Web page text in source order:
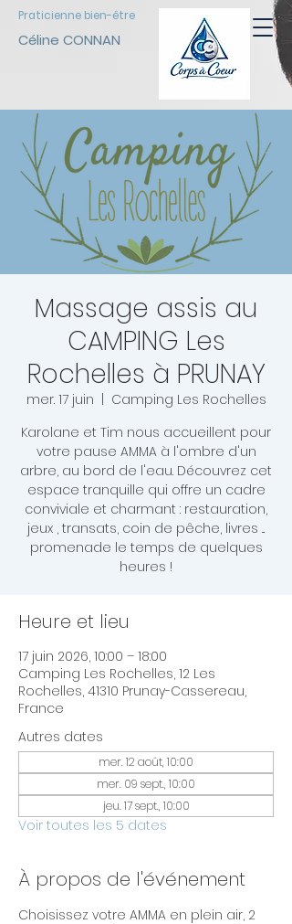
Céline CONNAN
Praticienne bien-être
Massage assis au
CAMPING Les
Rochelles à PRUNAY
mer. 17 juin
Camping Les Rochelles
Karolane et Tim nous accueillent pour
votre pause AMMA à l'ombre d'un
arbre, au bord de l'eau. Découvrez cet
espace tranquille qui offre un cadre
conviviale et charmant : restauration,
jeux , transats, coin de pêche, livres ...
promenade le temps de quelques
heures !
Heure et lieu
17 juin 2026, 10:00 – 18:00
Camping Les Rochelles, 12 Les
Rochelles, 41310 Prunay-Cassereau,
France
Autres dates
mer. 12 août, 10:00
mer. 09 sept., 10:00
jeu. 17 sept., 10:00
Voir toutes les 5 dates
À propos de l'événement
Choisissez votre AMMA en plein air, 2